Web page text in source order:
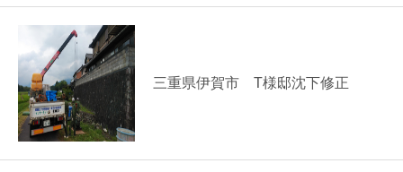
三重県伊賀市 T様邸沈下修正